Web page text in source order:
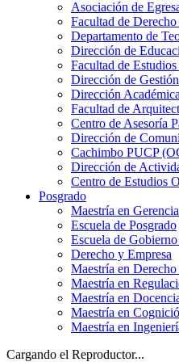
Asociación de
Facultad de Derecho
Departamento de
Dirección de
Facultad de
Dirección de
Dirección
Facultad de
Centro de Asesoría
Dirección de
Cachimbo PUCP
Dirección de
Centro de Estudios
Posgrado
Maestría en
Escuela de Posgrado
Escuela de
Derecho y Empresa
Maestría en
Maestría en
Maestría en
Maestría en
Maestría en
Cargando el Reproductor...